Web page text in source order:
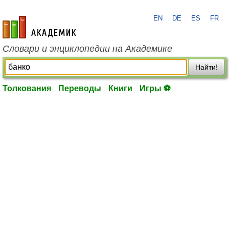
academic.ru
EN DE ES FR
Словари и энциклопедии на Академике
Найти!
Толкования Переводы Книги Игры ⚽